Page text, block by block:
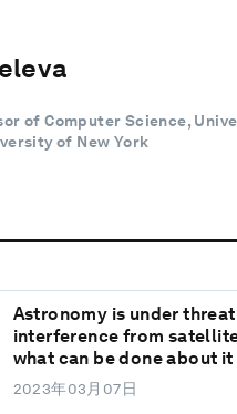
of Computer Science,
of New York
Astronomy is under
interference from
what can be done about it
2023年03月07日